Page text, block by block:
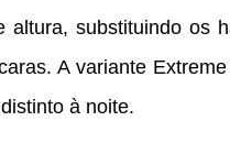
altura, substituindo os
A variante
à noite.